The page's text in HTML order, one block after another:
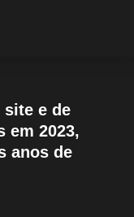
site e de
em 2023,
anos de